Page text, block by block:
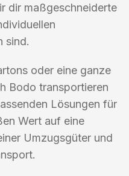
dir maßgeschneiderte
sind.
oder eine ganze
Bodo transportieren
Lösungen für
Wert auf eine
Umzugsgüter und